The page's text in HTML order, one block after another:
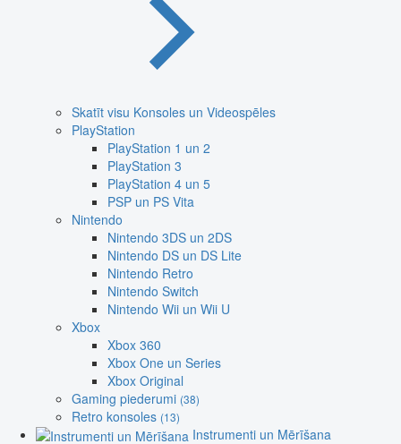
Skatīt visu Konsoles un Videospēles
PlayStation
PlayStation 1 un 2
PlayStation 3
PlayStation 4 un 5
PSP un PS Vita
Nintendo
Nintendo 3DS un 2DS
Nintendo DS un DS Lite
Nintendo Retro
Nintendo Switch
Nintendo Wii un Wii U
Xbox
Xbox 360
Xbox One un Series
Xbox Original
Gaming piederumi (38)
Retro konsoles (13)
Instrumenti un Mērīšana